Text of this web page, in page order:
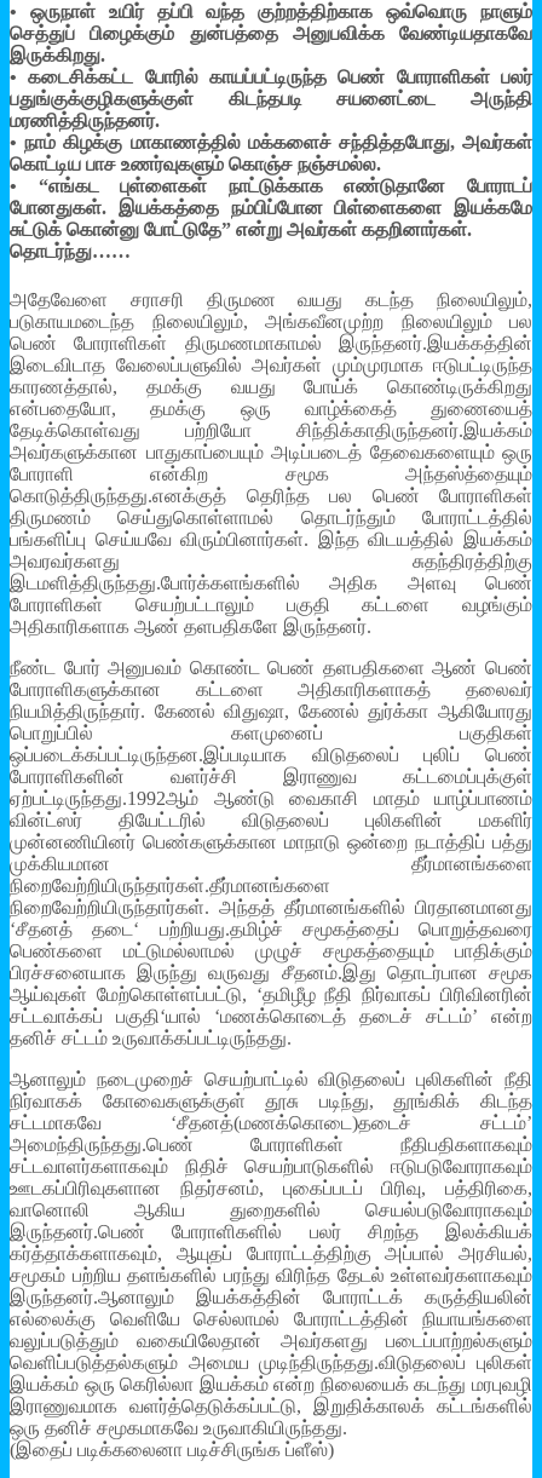
• ஒருநாள் உயிர் தப்பி வந்த குற்றத்திற்காக ஒவ்வொரு நாளும்
செத்துப் பிழைக்கும் துன்பத்தை அனுபவிக்க வேண்டியதாகவே
இருக்கிறது.
• கடைசிக்கட்ட போரில் காயப்பட்டிருந்த பெண் போராளிகள் பலர்
பதுங்குக்குழிகளுக்குள் கிடந்தபடி சயனைட்டை அருந்தி
மரணித்திருந்தனர்.
• நாம் கிழக்கு மாகாணத்தில் மக்களைச் சந்தித்தபோது, அவர்கள்
கொட்டிய பாச உணர்வுகளும் கொஞ்ச நஞ்சமல்ல.
• “எங்கட புள்ளைகள் நாட்டுக்காக எண்டுதானே போராடப்
போனதுகள். இயக்கத்தை நம்பிப்போன பிள்ளைகளை இயக்கமே
சுட்டுக் கொன்னு போட்டுதே” என்று அவர்கள் கதறினார்கள்.
தொடர்ந்து……
அதேவேளை சராசரி திருமண வயது கடந்த நிலையிலும்,
படுகாயமடைந்த நிலையிலும், அங்கவீனமுற்ற நிலையிலும் பல
பெண் போராளிகள் திருமணமாகாமல் இருந்தனர்.இயக்கத்தின்
இடைவிடாத வேலைப்பளுவில் அவர்கள் மும்முரமாக ஈடுபட்டிருந்த
காரணத்தால், தமக்கு வயது போய்க் கொண்டிருக்கிறது
என்பதையோ, தமக்கு ஒரு வாழ்க்கைத் துணையைத்
தேடிக்கொள்வது பற்றியோ சிந்திக்காதிருந்தனர்.இயக்கம்
அவர்களுக்கான பாதுகாப்பையும் அடிப்படைத் தேவைகளையும் ஒரு
போராளி என்கிற சமூக அந்தஸ்த்தையும்
கொடுத்திருந்தது.எனக்குத் தெரிந்த பல பெண் போராளிகள்
திருமணம் செய்துகொள்ளாமல் தொடர்ந்தும் போராட்டத்தில்
பங்களிப்பு செய்யவே விரும்பினார்கள். இந்த விடயத்தில் இயக்கம்
அவரவர்களது சுதந்திரத்திற்கு
இடமளித்திருந்தது.போர்க்களங்களில் அதிக அளவு பெண்
போராளிகள் செயற்பட்டாலும் பகுதி கட்டளை வழங்கும்
அதிகாரிகளாக ஆண் தளபதிகளே இருந்தனர்.
நீண்ட போர் அனுபவம் கொண்ட பெண் தளபதிகளை ஆண் பெண்
போராளிகளுக்கான கட்டளை அதிகாரிகளாகத் தலைவர்
நியமித்திருந்தார். கேணல் விதுஷா, கேணல் துர்க்கா ஆகியோரது
பொறுப்பில் களமுனைப் பகுதிகள்
ஒப்படைக்கப்பட்டிருந்தன.இப்படியாக விடுதலைப் புலிப் பெண்
போராளிகளின் வளர்ச்சி இராணுவ கட்டமைப்புக்குள்
ஏற்பட்டிருந்தது.1992ஆம் ஆண்டு வைகாசி மாதம் யாழ்ப்பாணம்
வின்ட்ஸர் தியேட்டரில் விடுதலைப் புலிகளின் மகளிர்
முன்னணியினர் பெண்களுக்கான மாநாடு ஒன்றை நடாத்திப் பத்து
முக்கியமான தீர்மானங்களை
நிறைவேற்றியிருந்தார்கள்.தீர்மானங்களை
நிறைவேற்றியிருந்தார்கள். அந்தத் தீர்மானங்களில் பிரதானமானது
‘சீதனத் தடை‘ பற்றியது.தமிழ்ச் சமூகத்தைப் பொறுத்தவரை
பெண்களை மட்டுமல்லாமல் முழுச் சமூகத்தையும் பாதிக்கும்
பிரச்சனையாக இருந்து வருவது சீதனம்.இது தொடர்பான சமூக
ஆய்வுகள் மேற்கொள்ளப்பட்டு, ‘தமிழீழ நீதி நிர்வாகப் பிரிவினரின்
சட்டவாக்கப் பகுதி‘யால் ‘மணக்கொடைத் தடைச் சட்டம்’ என்ற
தனிச் சட்டம் உருவாக்கப்பட்டிருந்தது.
ஆனாலும் நடைமுறைச் செயற்பாட்டில் விடுதலைப் புலிகளின் நீதி
நிர்வாகக் கோவைகளுக்குள் தூசு படிந்து, தூங்கிக் கிடந்த
சட்டமாகவே ‘சீதனத்(மணக்கொடை)தடைச் சட்டம்’
அமைந்திருந்தது.பெண் போராளிகள் நீதிபதிகளாகவும்
சட்டவாளர்களாகவும் நிதிச் செயற்பாடுகளில் ஈடுபடுவோராகவும்
ஊடகப்பிரிவுகளான நிதர்சனம், புகைப்படப் பிரிவு, பத்திரிகை,
வானொலி ஆகிய துறைகளில் செயல்படுவோராகவும்
இருந்தனர்.பெண் போராளிகளில் பலர் சிறந்த இலக்கியக்
கர்த்தாக்களாகவும், ஆயுதப் போராட்டத்திற்கு அப்பால் அரசியல்,
சமூகம் பற்றிய தளங்களில் பரந்து விரிந்த தேடல் உள்ளவர்களாகவும்
இருந்தனர்.ஆனாலும் இயக்கத்தின் போராட்டக் கருத்தியலின்
எல்லைக்கு வெளியே செல்லாமல் போராட்டத்தின் நியாயங்களை
வலுப்படுத்தும் வகையிலேதான் அவர்களது படைப்பாற்றல்களும்
வெளிப்படுத்தல்களும் அமைய முடிந்திருந்தது.விடுதலைப் புலிகள்
இயக்கம் ஒரு கெரில்லா இயக்கம் என்ற நிலையைக் கடந்து மரபுவழி
இராணுவமாக வளர்த்தெடுக்கப்பட்டு, இறுதிக்காலக் கட்டங்களில்
ஒரு தனிச் சமூகமாகவே உருவாகியிருந்தது.
(இதைப் படிக்கலைனா படிச்சிருங்க ப்ளீஸ்)